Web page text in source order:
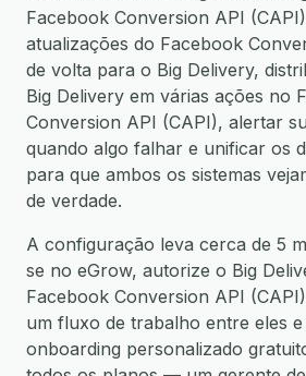
Facebook Conversion API
atualizações do Facebook
de volta para o Big Delivery,
Big Delivery em várias ações no
Conversion API (CAPI), alertar
quando algo falhar e unificar os
para que ambos os sistemas
de verdade.
A configuração leva cerca de 5
se no eGrow, autorize o Big
Facebook Conversion API
um fluxo de trabalho entre eles e
onboarding personalizado